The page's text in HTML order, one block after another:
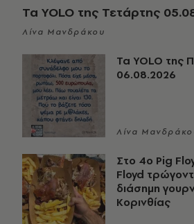
Τα YOLO της Τετάρτης
Λίνα Μανδράκου
Τα YOLO της
06.08.2026
Λίνα
Στο 4ο Pig
Floyd
διάσημη
Κορινθίας